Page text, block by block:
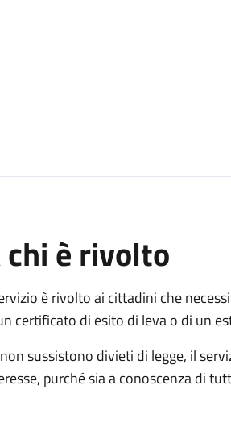
chi è rivolto
è rivolto ai cittadini che
certificato di esito di leva o di un
sussistono divieti di legge, il
purché sia a conoscenza di